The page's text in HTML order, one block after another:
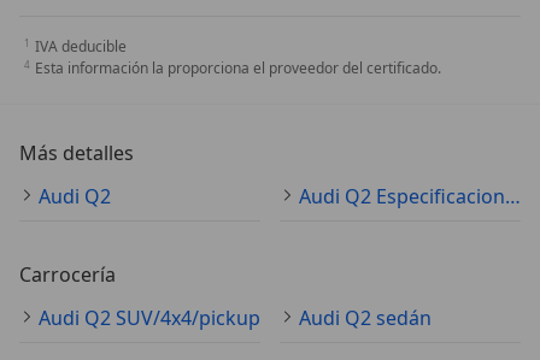
IVA deducible
Esta información la proporciona el proveedor del certificado.
Más detalles
Audi Q2
Audi Q2 Especificaciones técnicas
Carrocería
Audi Q2 SUV/4x4/pickup
Audi Q2 sedán